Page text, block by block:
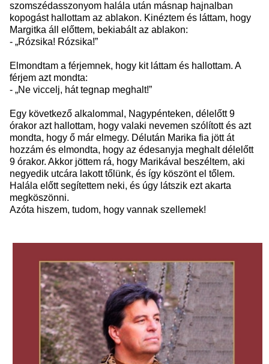
szomszédasszonyom halála után másnap hajnalban
kopogást hallottam az ablakon. Kinéztem és láttam, hogy
Margitka áll előttem, bekiabált az ablakon:
- „Rózsika! Rózsika!”
Elmondtam a férjemnek, hogy kit láttam és hallottam. A
férjem azt mondta:
- „Ne viccelj, hát tegnap meghalt!”
Egy következő alkalommal, Nagypénteken, délelőtt 9
órakor azt hallottam, hogy valaki nevemen szólított és azt
mondta, hogy ő már elmegy. Délután Marika fia jött át
hozzám és elmondta, hogy az édesanyja meghalt délelőtt
9 órakor. Akkor jöttem rá, hogy Marikával beszéltem, aki
negyedik utcára lakott tőlünk, és így köszönt el tőlem.
Halála előtt segítettem neki, és úgy látszik ezt akarta
megköszönni.
Azóta hiszem, tudom, hogy vannak szellemek!